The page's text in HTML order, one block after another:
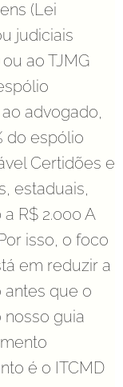
(Lei
judiciais
ao TJMG
advogado,
do espólio
Certidões e
estaduais,
R$ 2.000 A
isso, o foco
em reduzir a
que o
guia
é o ITCMD